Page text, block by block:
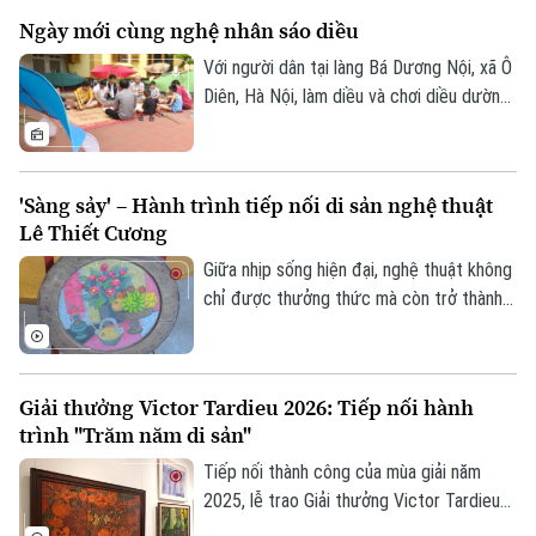
Quần vợt
Golf
Tin tức
Sao
Điện ảnh
Thời trang
Âm nhạc
Đã phát sóng
mỹ thuật Việt Nam là sơn mài và giấy dó.
Ngày mới cùng nghệ nhân sáo diều
Với người dân tại làng Bá Dương Nội, xã Ô
Diên, Hà Nội, làm diều và chơi diều dường
công lao của Nghệ nhân nhân dân Nguyễn
và đưa nghệ thuật chơi diều của Việt Nam
tới bạn bè quốc tế.
'Sàng sảy' – Hành trình tiếp nối di sản nghệ thuật
Lê Thiết Cương
Giữa nhịp sống hiện đại, nghệ thuật không
chỉ được thưởng thức mà còn trở thành
Concept thực hiện mang đến một hành
trình như thế, nơi những tác phẩm của cố
họa sĩ Lê Thiết Cương được tiếp nối bằng
góc nhìn sáng tạo của thế hệ trẻ.
Giải thưởng Victor Tardieu 2026: Tiếp nối hành
trình "Trăm năm di sản"
Tiếp nối thành công của mùa giải năm
2025, lễ trao Giải thưởng Victor Tardieu